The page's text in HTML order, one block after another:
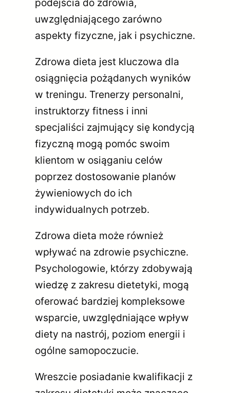
podejścia do zdrowia,
uwzględniającego zarówno
aspekty fizyczne, jak i psychiczne.
Zdrowa dieta jest kluczowa dla
osiągnięcia pożądanych wyników
w treningu. Trenerzy personalni,
instruktorzy fitness i inni
specjaliści zajmujący się kondycją
fizyczną mogą pomóc swoim
klientom w osiąganiu celów
poprzez dostosowanie planów
żywieniowych do ich
indywidualnych potrzeb.
Zdrowa dieta może również
wpływać na zdrowie psychiczne.
Psychologowie, którzy zdobywają
wiedzę z zakresu dietetyki, mogą
oferować bardziej kompleksowe
wsparcie, uwzględniające wpływ
diety na nastrój, poziom energii i
ogólne samopoczucie.
Wreszcie posiadanie kwalifikacji z